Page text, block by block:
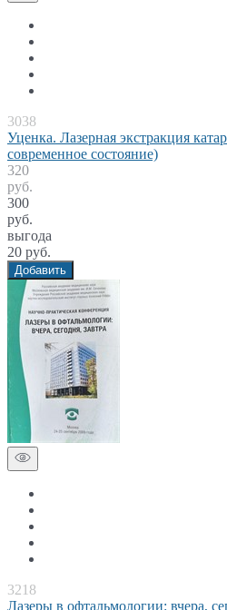
3038
Уценка. Лазерная экстракция
современное состояние)
320
руб.
300
руб.
выгода
20 руб.
Добавить
3218
Лазеры в офтальмологии: вчера,